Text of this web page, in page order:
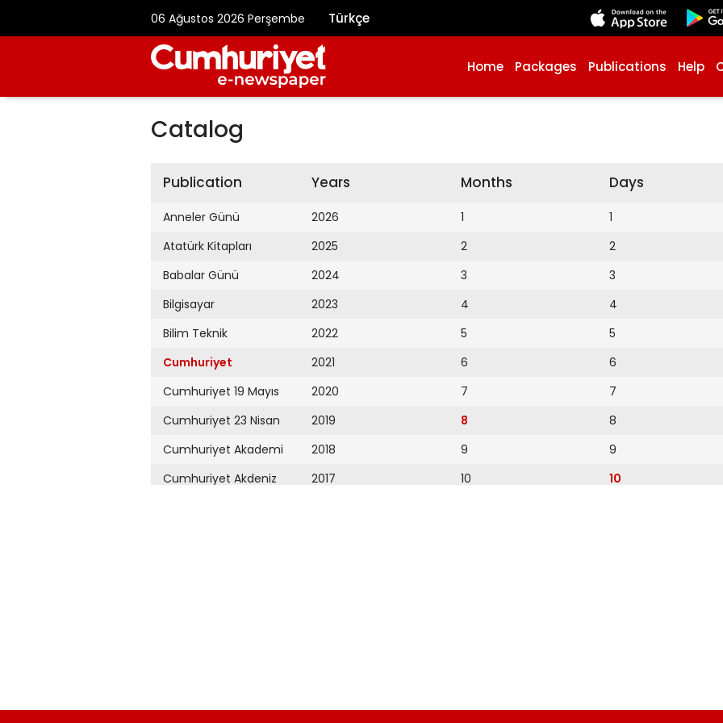
06 Ağustos 2026 Perşembe Türkçe
Home Packages Publications Help
Catalog
Publication
Anneler Günü
Atatürk Kitapları
Babalar Günü
Bilgisayar
Bilim Teknik
Cumhuriyet
Cumhuriyet 19 Mayıs
Cumhuriyet 23 Nisan
Cumhuriyet Akademi
Cumhuriyet Akdeniz
Cumhuriyet Çevre
Years
2026
2025
2024
2023
2022
2021
2020
2019
2018
2017
2009
Months
1
2
3
4
5
6
7
8
9
10
Days
1
2
3
4
5
6
7
8
9
10
18